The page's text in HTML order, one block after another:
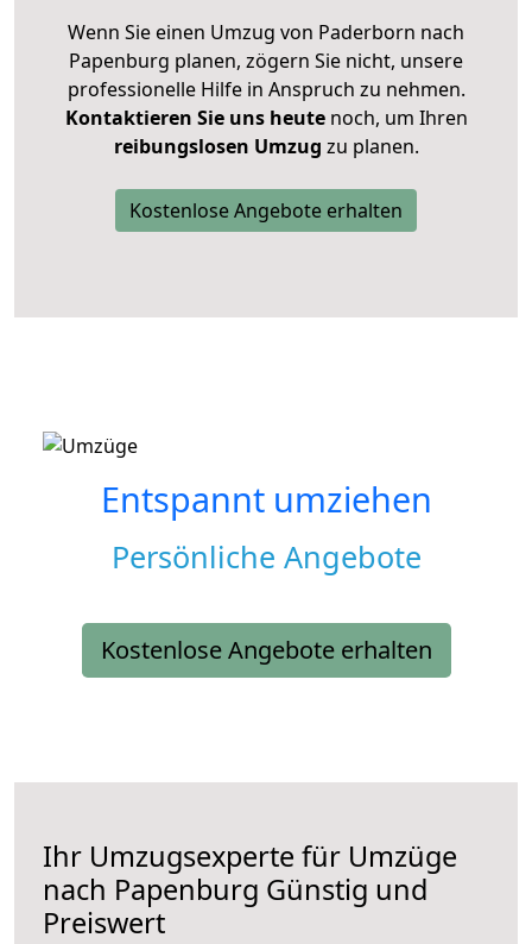
Wenn Sie einen Umzug von Paderborn nach
Papenburg planen, zögern Sie nicht, unsere
professionelle Hilfe in Anspruch zu nehmen.
Kontaktieren Sie uns heutenoch, um Ihren
reibungslosen Umzug zu planen.
Kostenlose Angebote erhalten
Entspannt umziehen
Persönliche Angebote
Kostenlose Angebote erhalten
Ihr Umzugsexperte für Umzüge
nach Papenburg Günstig und
Preiswert